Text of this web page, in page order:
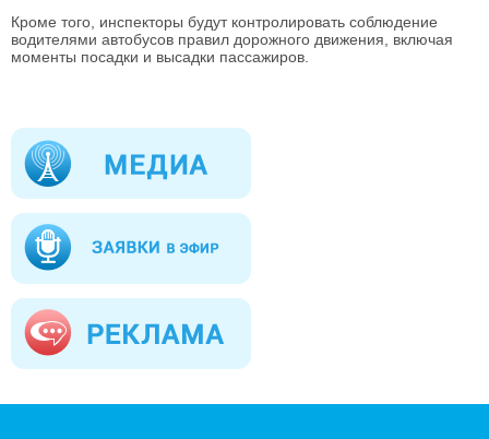
Кроме того, инспекторы будут контролировать соблюдение
водителями автобусов правил дорожного движения, включая
моменты посадки и высадки пассажиров.